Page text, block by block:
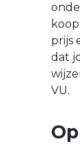
prijs
dat
VU.